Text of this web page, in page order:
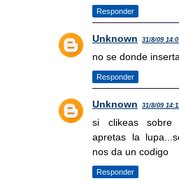
Responder
Unknown 31/8/09
no se donde
Responder
Unknown 31/8/09
si clikeas
apretas la
nos da un codigo
Responder